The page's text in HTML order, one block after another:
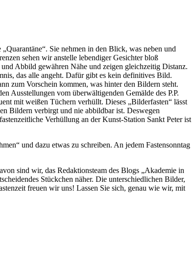
Sie nehmen in den Blick, was neben und
sehen wir anstelle lebendiger Gesichter bloß
Abbild gewähren Nähe und zeigen gleichzeitig Distanz.
das alle angeht. Dafür gibt es kein definitives Bild.
zum Vorschein kommen, was hinter den Bildern steht.
Ausstellungen vom überwältigenden Gemälde des P.P.
mit weißen Tüchern verhüllt. Dieses „Bilderfasten“ lässt
Bildern verbirgt und nie abbildbar ist. Deswegen
Verhüllung an der Kunst-Station Sankt Peter ist
und dazu etwas zu schreiben. An jedem Fastensonntag
sind wir, das Redaktionsteam des Blogs „Akademie in
Stückchen näher. Die unterschiedlichen Bilder,
freuen wir uns! Lassen Sie sich, genau wie wir, mit